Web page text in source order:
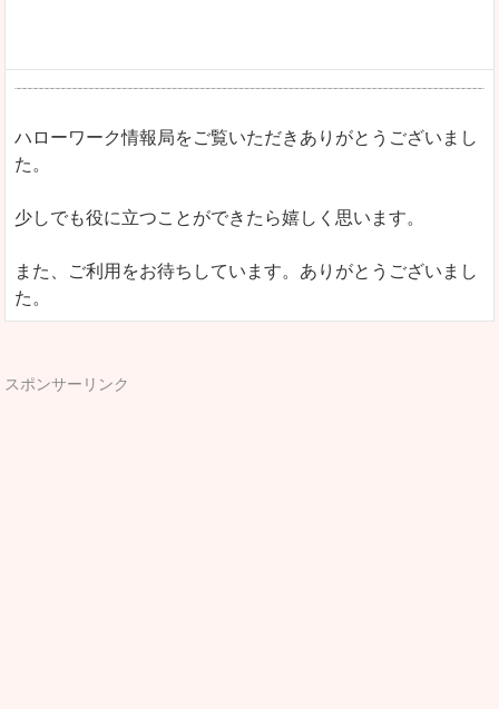
ハローワーク情報局をご覧いただきありがとうございまし
た。
少しでも役に立つことができたら嬉しく思います。
また、ご利用をお待ちしています。ありがとうございまし
た。
スポンサーリンク